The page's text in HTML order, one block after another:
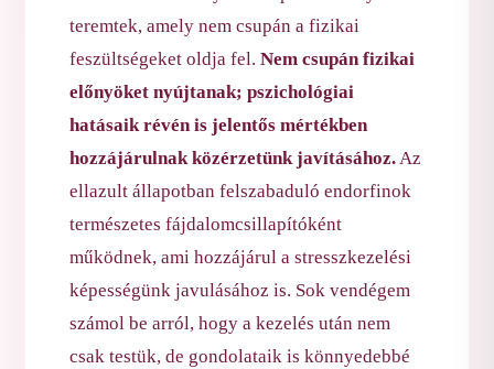
teremtek, amely nem csupán a fizikai
feszültségeket oldja fel.Nem csupán fizikai
előnyöket nyújtanak; pszichológiai
hatásaik révén is jelentős mértékben
hozzájárulnak közérzetünk javításához.Az
ellazult állapotban felszabaduló endorfinok
természetes fájdalomcsillapítóként
működnek, ami hozzájárul a stresszkezelési
képességünk javulásához is. Sok vendégem
számol be arról, hogy a kezelés után nem
csak testük, de gondolataik is könnyedebbé